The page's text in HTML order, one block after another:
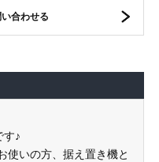
合わせる
す♪
使いの方、据え置き機と